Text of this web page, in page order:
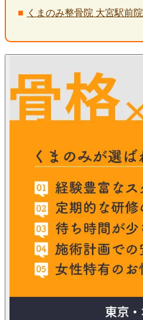
くまのみ整骨院 大宮駅前院